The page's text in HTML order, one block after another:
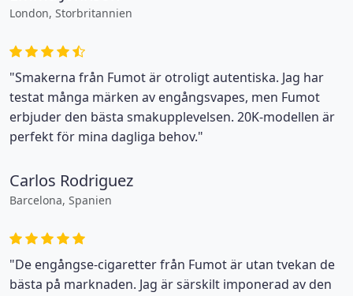
London, Storbritannien
"Smakerna från Fumot är otroligt autentiska. Jag har
testat många märken av engångsvapes, men Fumot
erbjuder den bästa smakupplevelsen. 20K-modellen är
perfekt för mina dagliga behov."
Carlos Rodriguez
Barcelona, Spanien
"De engångse-cigaretter från Fumot är utan tvekan de
bästa på marknaden. Jag är särskilt imponerad av den